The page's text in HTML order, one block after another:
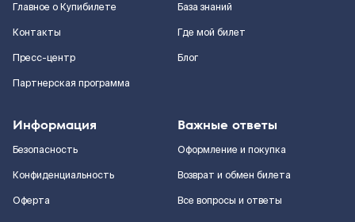
Главное о Купибилете
Контакты
Пресс-центр
Партнерская программа
База знаний
Где мой билет
Блог
Информация
Безопасность
Конфиденциальность
Оферта
Важные ответы
Оформление и покупка
Возврат и обмен билета
Все вопросы и ответы